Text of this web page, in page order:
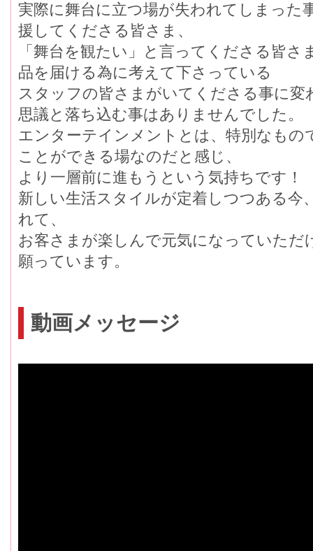
実際に舞台に立つ場が失われてしまった
援してくださる皆さま、
「舞台を観たい」と言ってくださる皆
品を届ける為に考えて下さっている
スタッフの皆さまがいてくださる事に
思議と落ち込む事はありませんでした。
エンターテインメントとは、特別なもの
ことができる場なのだと感じ、
より一層前に進もうという気持ちです！
新しい生活スタイルが定着しつつある今
れて、
お客さまが楽しんで元気になっていただ
願っています。
動画メッセージ